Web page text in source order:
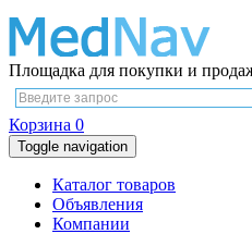
Площадка для покупки и
Корзина 0
Toggle navigation
Каталог товаров
Объявления
Компании